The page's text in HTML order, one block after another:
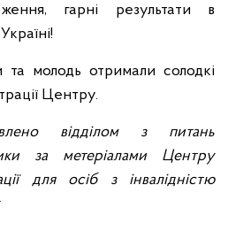
гарні результати в
та молодь отримали солодкі
Центру.
відділом з питань
за метеріалами Центру
для осіб з інвалідністю